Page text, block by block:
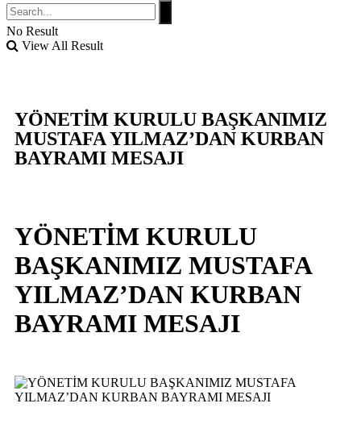
No Result
View All Result
YÖNETİM KURULU BAŞKANIMIZ
MUSTAFA YILMAZ’DAN KURBAN
BAYRAMI MESAJI
YÖNETİM KURULU
BAŞKANIMIZ MUSTAFA
YILMAZ’DAN KURBAN
BAYRAMI MESAJI